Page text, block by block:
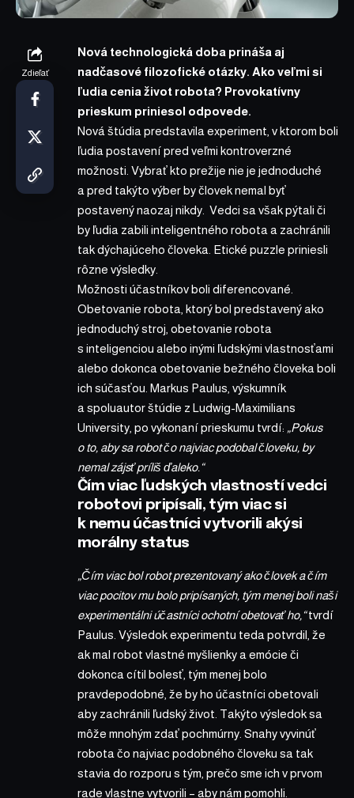
Zdieľať
Nová technologická doba prináša aj
nadčasové filozofické otázky. Ako veľmi si
ľudia cenia život robota? Provokatívny
prieskum priniesol odpovede.
Nová štúdia predstavila experiment, v ktorom boli
ľudia postavení pred veľmi kontroverzné
možnosti. Vybrať kto prežije nie je jednoduché
a pred takýto výber by človek nemal byť
postavený naozaj nikdy. Vedci sa však pýtali či
by ľudia zabili inteligentného robota a zachránili
tak dýchajúceho človeka. Etické puzzle priniesli
rôzne výsledky.
Možnosti účastníkov boli diferencované.
Obetovanie robota, ktorý bol predstavený ako
jednoduchý stroj, obetovanie robota
s inteligenciou alebo inými ľudskými vlastnosťami
alebo dokonca obetovanie bežného človeka boli
ich súčasťou. Markus Paulus, výskumník
a spoluautor štúdie z Ludwig-Maximilians
University, po vykonaní prieskumu tvrdí: „Pokus
o to, aby sa robot čo najviac podobal človeku, by
nemal zájsť príliš ďaleko.“
Čím viac ľudských vlastností vedci
robotovi pripísali, tým viac si
k nemu účastníci vytvorili akýsi
morálny status
„Čím viac bol robot prezentovaný ako človek a čím
viac pocitov mu bolo pripísaných, tým menej boli naši
experimentálni účastníci ochotní obetovať ho,“tvrdí
Paulus. Výsledok experimentu teda potvrdil, že
ak mal robot vlastné myšlienky a emócie či
dokonca cítil bolesť, tým menej bolo
pravdepodobné, že by ho účastníci obetovali
aby zachránili ľudský život. Takýto výsledok sa
môže mnohým zdať pochmúrny. Snahy vyvinúť
robota čo najviac podobného človeku sa tak
stavia do rozporu s tým, prečo sme ich v prvom
rade vlastne vytvorili – aby nám pomohli.